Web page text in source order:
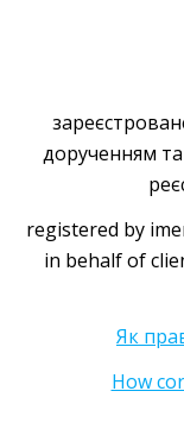
дорученням та
registered by
in behalf of
Як
How